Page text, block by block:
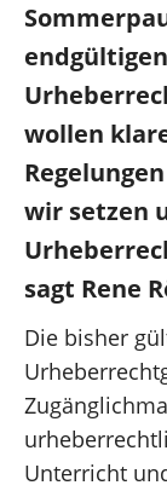
Über mich
Kontakt
Presse
Reden
Termine
Facebook
wollen
wir setzen
sagt Rene
Die bisher
Unterricht